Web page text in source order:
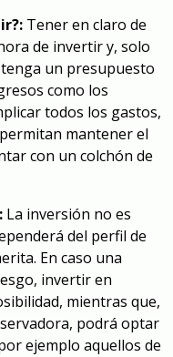
Tener en claro de
de invertir y, solo
un presupuesto
como los
todos los gastos,
mantener el
con un colchón de
La inversión no es
del perfil de
En caso una
invertir en
mientras que,
podrá optar
ejemplo aquellos de